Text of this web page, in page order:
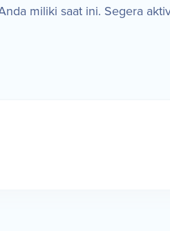
miliki saat ini. Segera